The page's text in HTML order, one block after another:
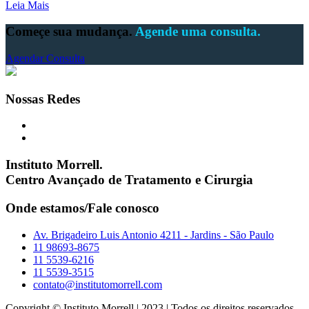
Leia Mais
Começe sua mudança. Agende uma consulta.
Agendar Consulta
Nossas Redes
Instituto Morrell.
Centro Avançado de Tratamento e Cirurgia
Onde estamos/Fale conosco
Av. Brigadeiro Luis Antonio 4211 - Jardins - São Paulo
11 98693-8675
11 5539-6216
11 5539-3515
contato@institutomorrell.com